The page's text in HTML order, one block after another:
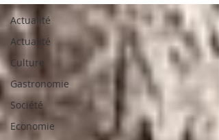
Actualité
Actualité
Culture
Gastronomie
Société
Economie